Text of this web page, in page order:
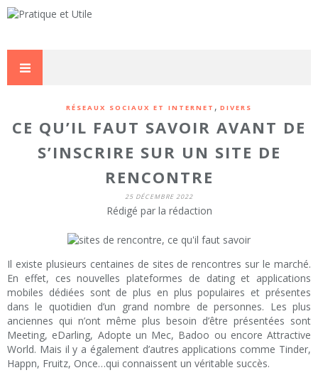
RÉSEAUX SOCIAUX ET INTERNET , DIVERS
CE QU’IL FAUT SAVOIR AVANT DE
S’INSCRIRE SUR UN SITE DE
RENCONTRE
25 DÉCEMBRE 2022
Rédigé par la rédaction
Il existe plusieurs centaines de sites de rencontres sur le marché.
En effet, ces nouvelles plateformes de dating et applications
mobiles dédiées sont de plus en plus populaires et présentes
dans le quotidien d’un grand nombre de personnes. Les plus
anciennes qui n’ont même plus besoin d’être présentées sont
Meeting, eDarling, Adopte un Mec, Badoo ou encore Attractive
World. Mais il y a également d’autres applications comme Tinder,
Happn, Fruitz, Once…qui connaissent un véritable succès.